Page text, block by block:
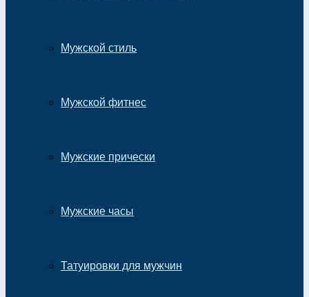
Мужской стиль
Мужской фитнес
Мужские прически
Мужские часы
Татуировки для мужчин